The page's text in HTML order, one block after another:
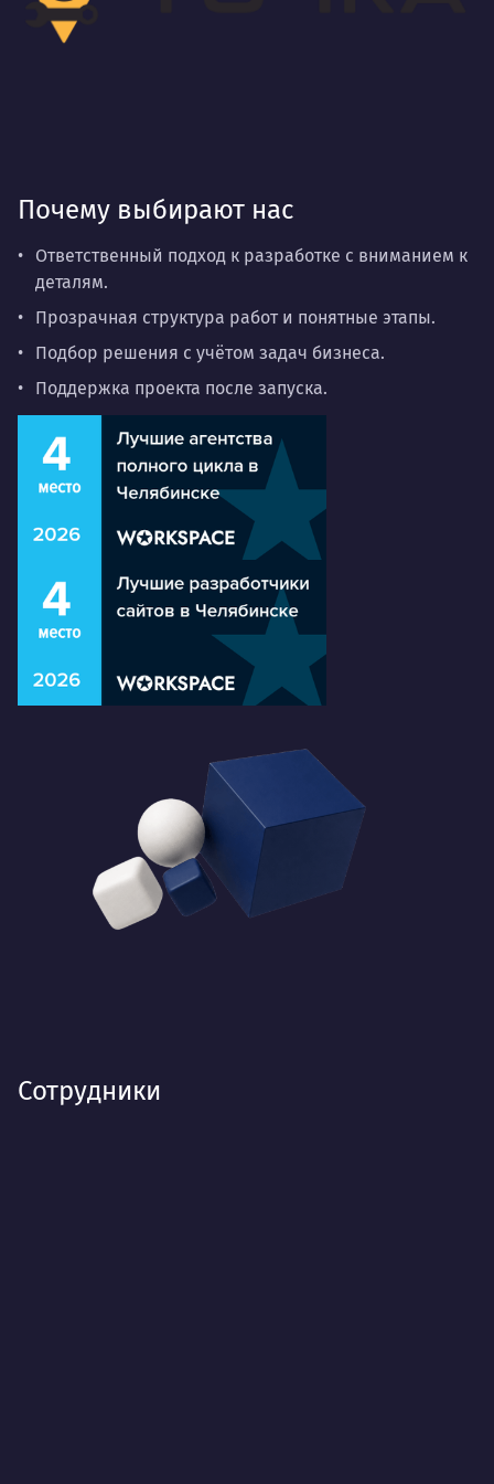
Почему выбирают нас
Ответственный подход к разработке с вниманием к
деталям.
Прозрачная структура работ и понятные этапы.
Подбор решения с учётом задач бизнеса.
Поддержка проекта после запуска.
Сотрудники